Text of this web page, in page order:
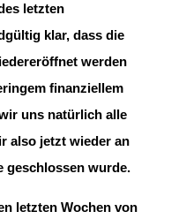
letzten
klar, dass die
werden
finanziellem
uns natürlich alle
also jetzt wieder an
geschlossen wurde.
letzten Wochen von